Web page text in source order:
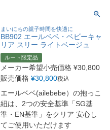
まいにちの親子時間を快適に
BB902 エールベベ・ベビーキャ
リア スリー ライトベージュ
ルート限定品
メーカー希望小売価格 ¥30,800
販売価格 ¥30,800税込
エールベベ(ailebebe）の抱っこ
紐は、2つの安全基準「SG基
準・EN基準」をクリア 安心し
てご使用いただけます